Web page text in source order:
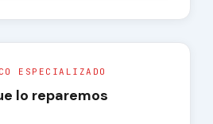
ESPECIALIZADO
lo reparemos